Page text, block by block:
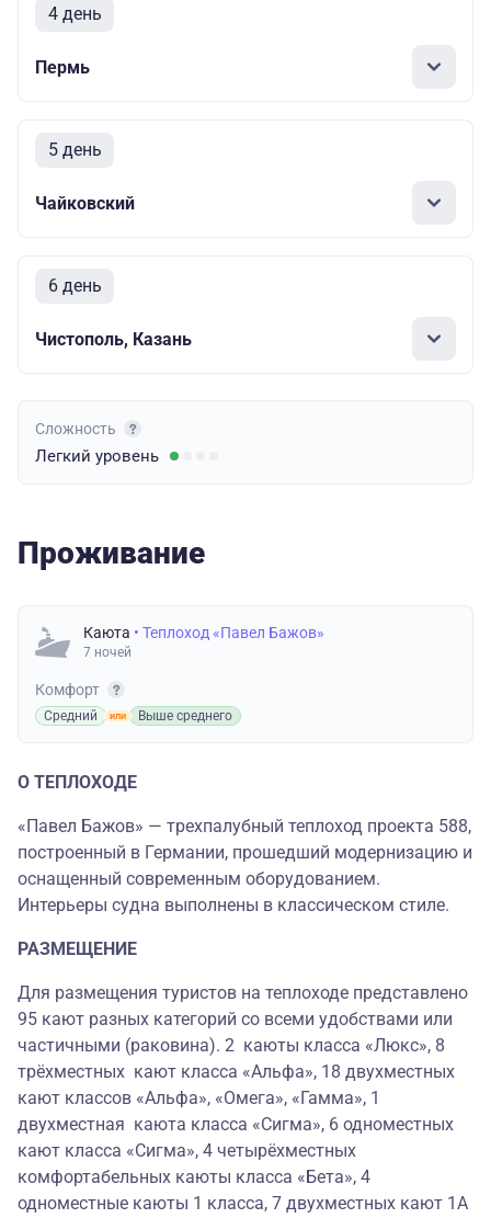
4 день
Пермь
5 день
Чайковский
6 день
Чистополь, Казань
Сложность
Легкий уровень
Проживание
Каюта • Теплоход «Павел Бажов»
7 ночей
Комфорт
Средний Выше среднего
О ТЕПЛОХОДЕ
«Павел Бажов» — трехпалубный теплоход проекта 588,
построенный в Германии, прошедший модернизацию и
оснащенный современным оборудованием.
Интерьеры судна выполнены в классическом стиле.
РАЗМЕЩЕНИЕ
Для размещения туристов на теплоходе представлено
95 кают разных категорий со всеми удобствами или
частичными (раковина). 2 каюты класса «Люкс», 8
трёхместных кают класса «Альфа», 18 двухместных
кают классов «Альфа», «Омега», «Гамма», 1
двухместная каюта класса «Сигма», 6 одноместных
кают класса «Сигма», 4 четырёхместных
комфортабельных каюты класса «Бета», 4
одноместные каюты 1 класса, 7 двухместных кают 1А